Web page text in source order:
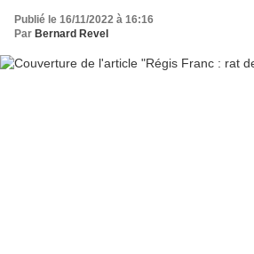
Publié le 16/11/2022 à 16:16
Par Bernard Revel